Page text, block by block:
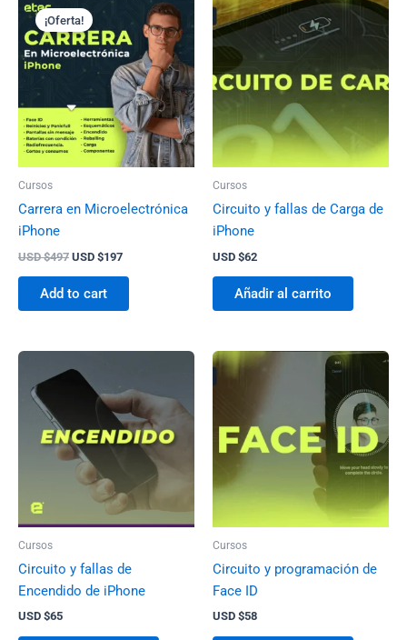
¡Oferta!
Cursos
Carrera en Microelectrónica
iPhone
USD $497
precio
original
era:
USD
$497.
USD $197
precio
actual
es:
USD
$197.
Add to cart
Cursos
Circuito y fallas de Carga de
iPhone
USD $62
Añadir al carrito
Cursos
Circuito y fallas de
Encendido de iPhone
USD $65
Cursos
Circuito y programación de
Face ID
USD $58